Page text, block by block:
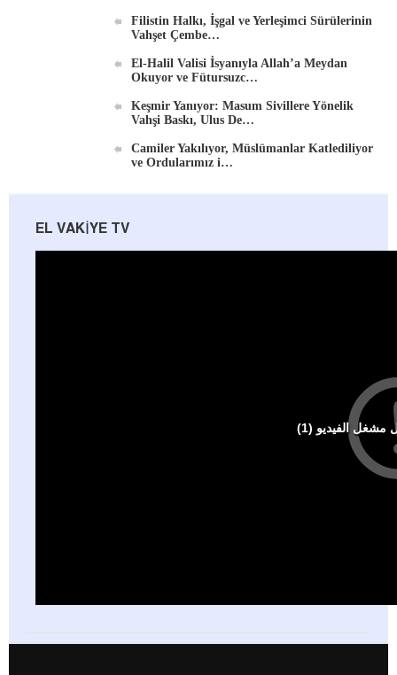
Filistin Halkı, İşgal ve Yerleşimci Sürülerinin
Vahşet Çembe…
El-Halil Valisi İsyanıyla Allah’a Meydan
Okuyor ve Fütursuzc…
Keşmir Yanıyor: Masum Sivillere Yönelik
Vahşi Baskı, Ulus De…
Camiler Yakılıyor, Müslümanlar Katlediliyor
ve Ordularımız i…
EL VAKIYE TV